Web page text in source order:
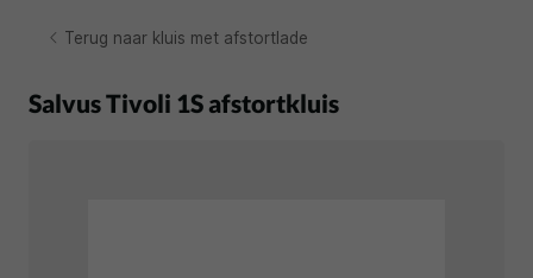
Terug naar kluis met afstortlade
Salvus Tivoli 1S afstortkluis